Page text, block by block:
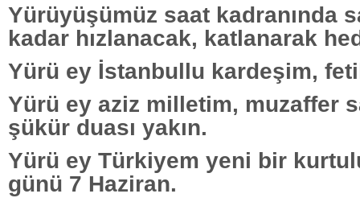
Yürüyüşümüz saat kadranında
kadar hızlanacak, katlanarak
Yürü ey İstanbullu kardeşim,
Yürü ey aziz milletim, muzaffer
şükür duası yakın.
Yürü ey Türkiyem yeni bir
günü 7 Haziran.